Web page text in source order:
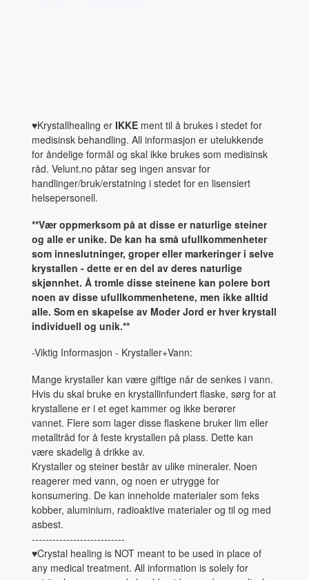
♥Krystallhealing erIKKE ment til å brukes i stedet for
medisinsk behandling. All informasjon er utelukkende
for åndelige formål og skal ikke brukes som medisinsk
råd. Velunt.no påtar seg ingen ansvar for
handlinger/bruk/erstatning i stedet for en lisensiert
helsepersonell.
**Vær oppmerksom på at disse er naturlige steiner
og alle er unike. De kan ha små ufullkommenheter
som inneslutninger, groper eller markeringer i selve
krystallen - dette er en del av deres naturlige
skjønnhet. Å tromle disse steinene kan polere bort
noen av disse ufullkommenhetene, men ikke alltid
alle. Som en skapelse av Moder Jord er hver krystall
individuell og unik.**
-Viktig Informasjon - Krystaller+Vann:
Mange krystaller kan være giftige når de senkes i vann.
Hvis du skal bruke en krystallinfundert flaske, sørg for at
krystallene er i et eget kammer og ikke berører
vannet. Flere som lager disse flaskene bruker lim eller
metalltråd for å feste krystallen på plass. Dette kan
være skadelig å drikke av.
Krystaller og steiner består av ulike mineraler. Noen
reagerer med vann, og noen er utrygge for
konsumering. De kan inneholde materialer som feks
kobber, aluminium, radioaktive materialer og til og med
asbest.
---------------------------
♥Crystal healing is NOT meant to be used in place of
any medical treatment. All information is solely for